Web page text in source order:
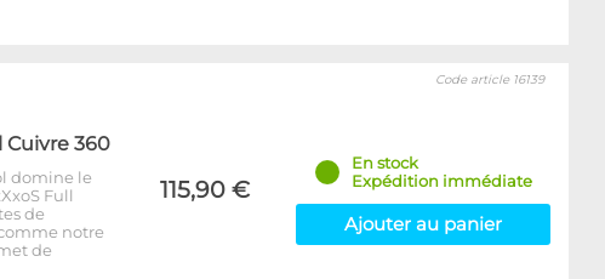
Cuivre 360
domine le
Full
de
notre
de
115,90 €
Code article 16139
En stock
Expédition immédiate
Ajouter au panier